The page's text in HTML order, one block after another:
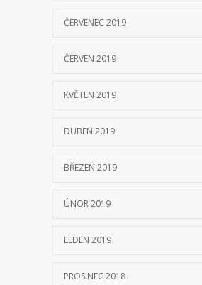
ČERVENEC 2019
ČERVEN 2019
KVĚTEN 2019
DUBEN 2019
BŘEZEN 2019
ÚNOR 2019
LEDEN 2019
PROSINEC 2018